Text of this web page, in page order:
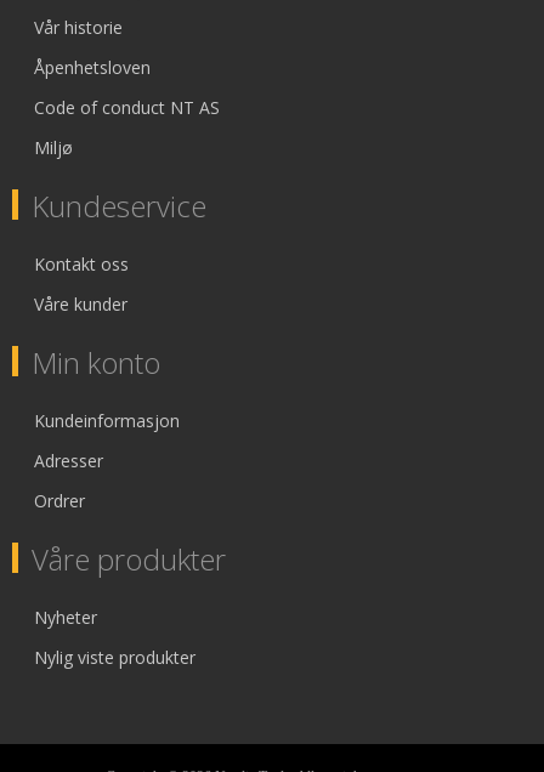
Vår historie
Åpenhetsloven
Code of conduct NT AS
Miljø
Kundeservice
Kontakt oss
Våre kunder
Min konto
Kundeinformasjon
Adresser
Ordrer
Våre produkter
Nyheter
Nylig viste produkter